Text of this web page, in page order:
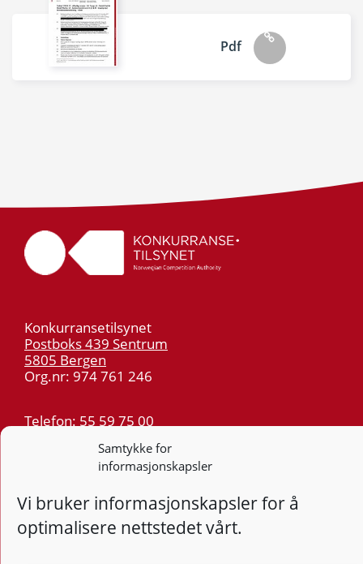
Samtykke for
informasjonskapsler
Vi bruker informasjonskapsler for å
optimalisere nettstedet vårt.
Pdf
Konkurransetilsynet
Postboks 439 Sentrum
5805 Bergen
Org.nr: 974 761 246
Telefon: 55 59 75 00
Nyhetsvarsel >>
Personvern
Tilgjengelighetserklæring